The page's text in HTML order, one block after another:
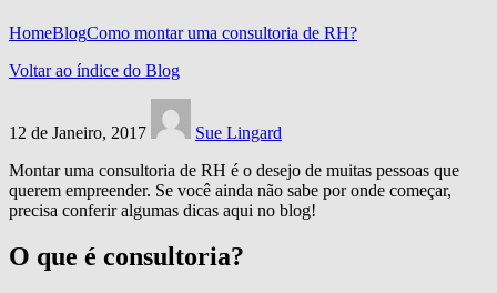
HomeBlogComo montar uma consultoria de RH?
Voltar ao índice do Blog
12 de Janeiro, 2017
Sue Lingard
Montar uma consultoria de RH é o desejo de muitas pessoas que
querem empreender. Se você ainda não sabe por onde começar,
precisa conferir algumas dicas aqui no blog!
O que é consultoria?